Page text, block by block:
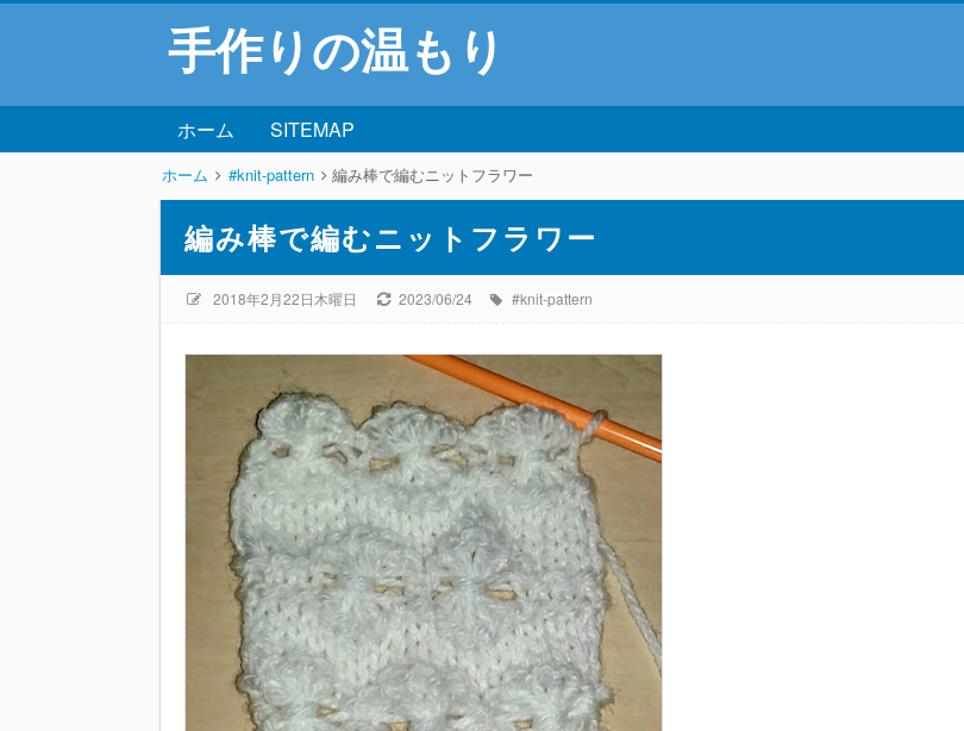
手作りの温もり
ホーム SITEMAP
ホーム #knit-pattern 編み棒で編むニットフラワー
編み棒で編むニットフラワー
2018年2月22日木曜日 2023/06/24 #knit-pattern